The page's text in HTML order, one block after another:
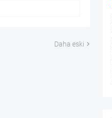
Daha eski